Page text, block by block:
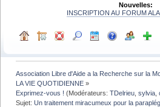
Nouvelles:
INSCRIPTION AU FORUM
Association Libre d'Aide a la Recherche sur la
LA VIE QUOTIDIENNE »
Exprimez-vous ! (Modérateurs:TDelrieu ,sylvia ,
Sujet:Un traitement miracumeux pour la